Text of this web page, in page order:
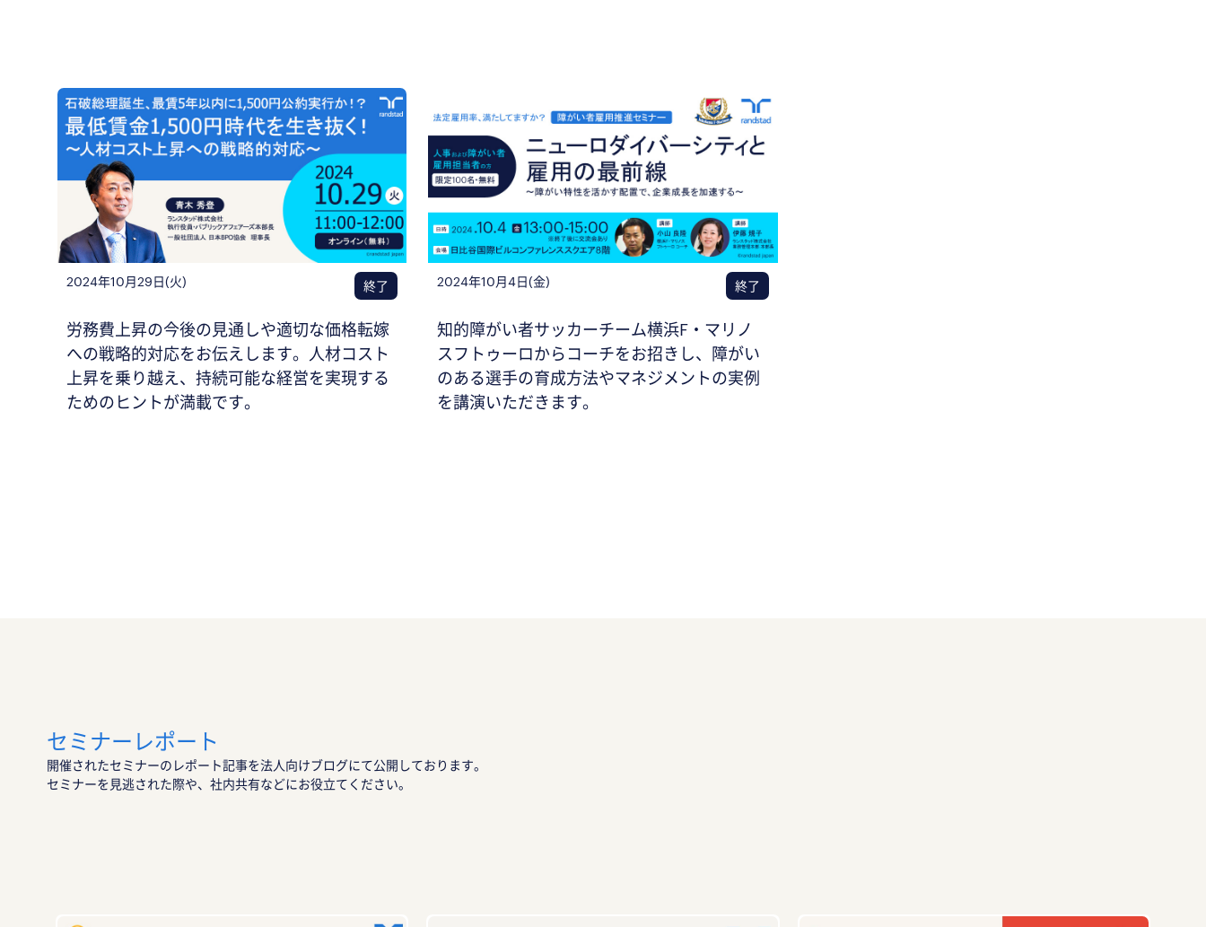
2024年10月29日(火) 終了
労務費上昇の今後の見通しや適切な価格転嫁
への戦略的対応をお伝えします。人材コスト
上昇を乗り越え、持続可能な経営を実現する
ためのヒントが満載です。
2024年10月4日(金) 終了
知的障がい者サッカーチーム横浜F・マリノ
スフトゥーロからコーチをお招きし、障がい
のある選手の育成方法やマネジメントの実例
を講演いただきます。
セミナーレポート
開催されたセミナーのレポート記事を法人向けブログにて公開しております。
セミナーを見逃された際や、社内共有などにお役立てください。